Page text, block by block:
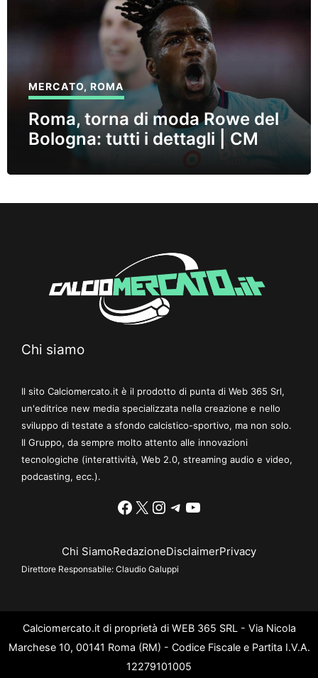
MERCATO, ROMA
Roma, torna di moda Rowe del
Bologna: tutti i dettagli | CM
Chi siamo
Il sito Calciomercato.it è il prodotto di punta di Web 365 Srl,
un'editrice new media specializzata nella creazione e nello
sviluppo di testate a sfondo calcistico-sportivo, ma non solo.
Il Gruppo, da sempre molto attento alle innovazioni
tecnologiche (interattività, Web 2.0, streaming audio e video,
podcasting, ecc.).
Facebook
X Instagram
Telegram
YouTube
Chi SiamoRedazioneDisclaimerPrivacy
Direttore Responsabile: Claudio Galuppi
Calciomercato.it di proprietà di WEB 365 SRL - Via Nicola
Marchese 10, 00141 Roma (RM) - Codice Fiscale e Partita I.V.A.
12279101005